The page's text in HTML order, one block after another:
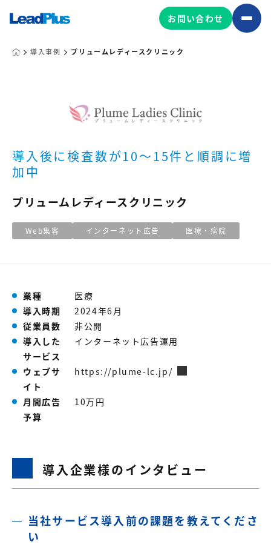
MA/CRM/SFA導入・運用
マーケティングコンサルティング
マーケティング基盤
マーケティング基盤の製品
Leadplus One
サイトアクセス解析ダッシュ
HubSpot導入・運用
マーケティングサービス
【IT企業向け】マーケティン
グ
サービス
広告プロモーションの製品
【クリニック向け】新規集患
Web広告サービス
商圏ねらいうちパッケージ
Web制作の製品
WEBプラス
お問い合わせ
導入事例 プリュームレディースクリニック
導入後に検査数が10～15件と順調に増
加中
プリュームレディースクリニック
Web集客 インターネット広告 医療・病院
業種
医療
導入時期
2024年6月
従業員数
非公開
導入した
サービス
インターネット広告運用
ウェブサ
イト
https://plume-lc.jp/
月間広告
予算
10万円
導入企業様のインタビュー
当社サービス導入前の課題を教えてくださ
い